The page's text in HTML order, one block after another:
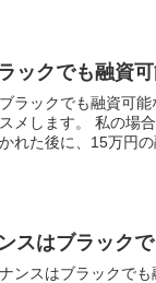
ックでも融資
ラックでも融資可
メします。 私の場
れた後に、15万円の
スはブラック
ンスはブラックで